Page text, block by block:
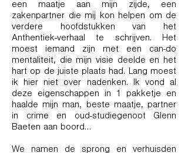
een maatje aan mijn zijde, een
zakenpartner die mij kon helpen om de
verdere hoofdstukken van het
Anthentiek-verhaal te schrijven. Het
moest iemand zijn met een can-do
mentaliteit, die mijn visie deelde en het
hart op de juiste plaats had. Lang moest
ik hier niet over nadenken. Ik vond al
deze eigenschappen in 1 pakketje en
haalde mijn man, beste maatje, partner
in crime en oud-studiegenoot Glenn
Baeten aan boord…
We namen de sprong en verhuisden